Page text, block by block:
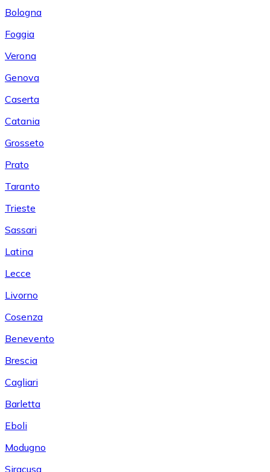
Bologna
Foggia
Verona
Genova
Caserta
Catania
Grosseto
Prato
Taranto
Trieste
Sassari
Latina
Lecce
Livorno
Cosenza
Benevento
Brescia
Cagliari
Barletta
Eboli
Modugno
Siracusa